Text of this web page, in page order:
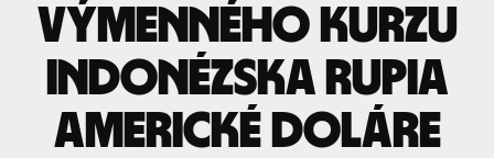
výmenného kurzu
Indonézska rupia
americké doláre